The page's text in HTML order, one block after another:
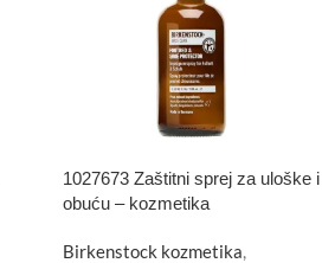
1027673 Zaštitni sprej za uloške i
obuću – kozmetika
Birkenstock kozmetika